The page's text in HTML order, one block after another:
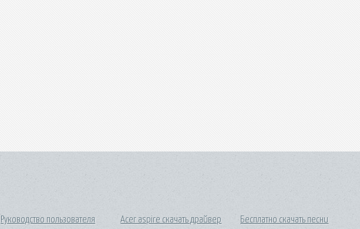
Руководство пользователя Acer aspire скачать драйвер Бесплатно скачать песни